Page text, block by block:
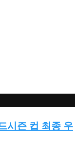
시즌 컵 최종 우